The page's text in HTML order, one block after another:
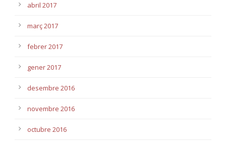
abril 2017
març 2017
febrer 2017
gener 2017
desembre 2016
novembre 2016
octubre 2016